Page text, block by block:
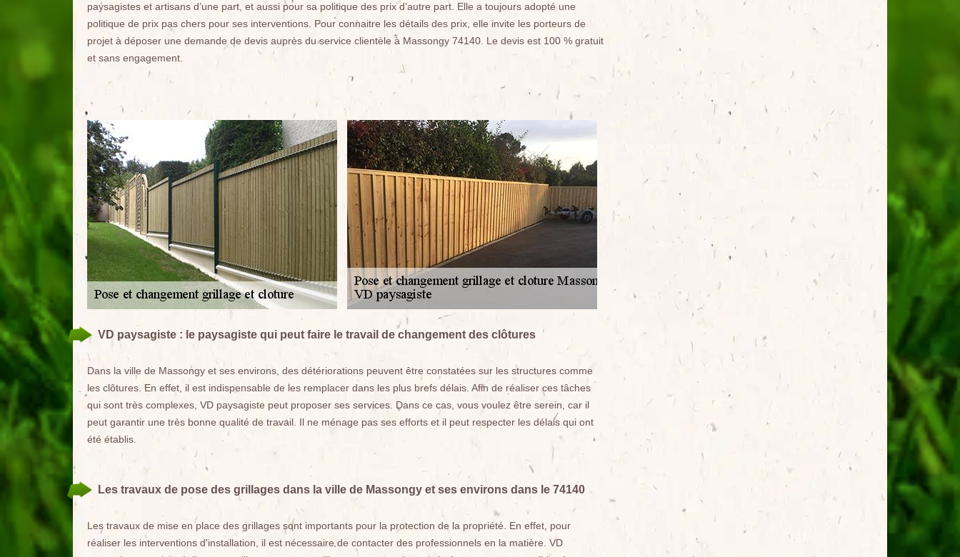
paysagistes et artisans d’une part, et aussi pour sa politique des prix d’autre part. Elle a toujours adopté une
politique de prix pas chers pour ses interventions. Pour connaitre les détails des prix, elle invite les porteurs de
projet à déposer une demande de devis auprès du service clientèle à Massongy 74140. Le devis est 100 % gratuit
et sans engagement.
VD paysagiste : le paysagiste qui peut faire le travail de changement des clôtures
Dans la ville de Massongy et ses environs, des détériorations peuvent être constatées sur les structures comme
les clôtures. En effet, il est indispensable de les remplacer dans les plus brefs délais. Afin de réaliser ces tâches
qui sont très complexes, VD paysagiste peut proposer ses services. Dans ce cas, vous voulez être serein, car il
peut garantir une très bonne qualité de travail. Il ne ménage pas ses efforts et il peut respecter les délais qui ont
été établis.
Les travaux de pose des grillages dans la ville de Massongy et ses environs dans le 74140
Les travaux de mise en place des grillages sont importants pour la protection de la propriété. En effet, pour
réaliser les interventions d'installation, il est nécessaire de contacter des professionnels en la matière. VD